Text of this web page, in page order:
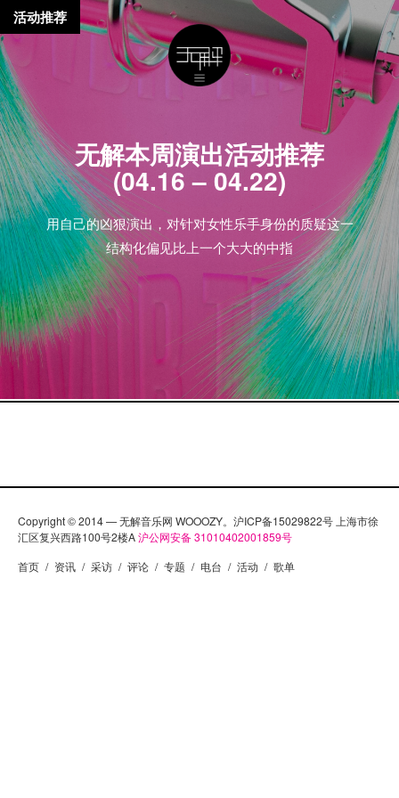
无解本周演出活动推荐
(04.16 – 04.22)
用自己的凶狠演出，对针对女性乐手身份的质疑这一
结构化偏见比上一个大大的中指
活动推荐
Copyright © 2014 — 无解音乐网 WOOOZY。沪ICP备15029822号 上海市徐
汇区复兴西路100号2楼A沪公网安备 31010402001859号
首页 / 资讯 / 采访 / 评论 / 专题 / 电台 / 活动 / 歌单